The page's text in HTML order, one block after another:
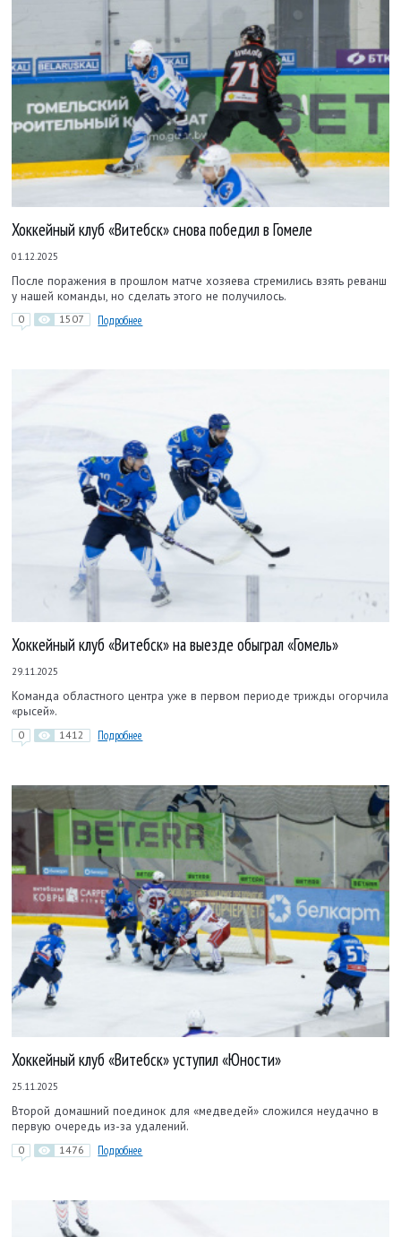
Хоккейный клуб «Витебск» снова победил в Гомеле
01.12.2025
После поражения в прошлом матче хозяева стремились взять реванш
у нашей команды, но сделать этого не получилось.
0 1507 Подробнее
Хоккейный клуб «Витебск» на выезде обыграл «Гомель»
29.11.2025
Команда областного центра уже в первом периоде трижды огорчила
«рысей».
0 1412 Подробнее
Хоккейный клуб «Витебск» уступил «Юности»
25.11.2025
Второй домашний поединок для «медведей» сложился неудачно в
первую очередь из-за удалений.
0 1476 Подробнее